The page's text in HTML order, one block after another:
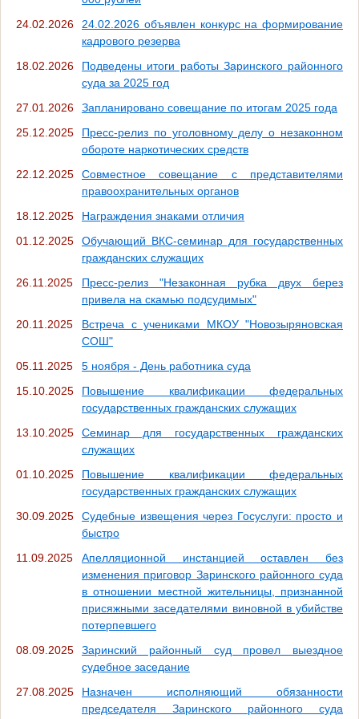
24.02.2026
24.02.2026 объявлен конкурс на формирование
кадрового резерва
18.02.2026
Подведены итоги работы Заринского районного
суда за 2025 год
27.01.2026
Запланировано совещание по итогам 2025 года
25.12.2025
Пресс-релиз по уголовному делу о незаконном
обороте наркотических средств
22.12.2025
Совместное совещание с представителями
правоохранительных органов
18.12.2025
Награждения знаками отличия
01.12.2025
Обучающий ВКС-семинар для государственных
гражданских служащих
26.11.2025
Пресс-релиз "Незаконная рубка двух берез
привела на скамью подсудимых"
20.11.2025
Встреча с учениками МКОУ "Новозыряновская
СОШ"
05.11.2025
5 ноября - День работника суда
15.10.2025
Повышение квалификации федеральных
государственных гражданских служащих
13.10.2025
Семинар для государственных гражданских
служащих
01.10.2025
Повышение квалификации федеральных
государственных гражданских служащих
30.09.2025
Судебные извещения через Госуслуги: просто и
быстро
11.09.2025
Апелляционной инстанцией оставлен без
изменения приговор Заринского районного суда
в отношении местной жительницы, признанной
присяжными заседателями виновной в убийстве
потерпевшего
08.09.2025
Заринский районный суд провел выездное
судебное заседание
27.08.2025
Назначен исполняющий обязанности
председателя Заринского районного суда